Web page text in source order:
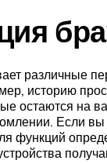
различные
историю
остаются на
Если
функций